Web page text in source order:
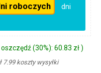
roboczych
dni
oszczędź (30%): 60.83 zł )
7.99 koszty wysyłki